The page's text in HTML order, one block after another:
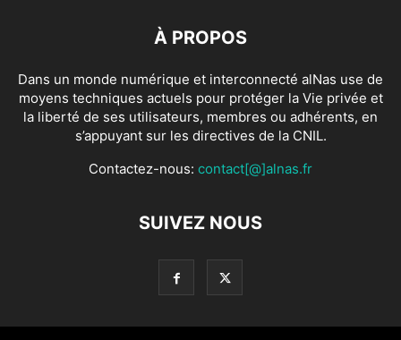
À PROPOS
Dans un monde numérique et interconnecté alNas use de
moyens techniques actuels pour protéger la Vie privée et
la liberté de ses utilisateurs, membres ou adhérents, en
s’appuyant sur les directives de la CNIL.
Contactez-nous: contact[@]alnas.fr
SUIVEZ NOUS